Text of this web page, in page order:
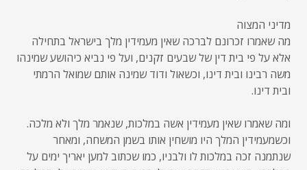
מדיני המצוה
מה שאמרו זכרונם לברכה שאין מעמידין מלך בישראל בתחילה
אלא על פי בית דין של שבעים זקנים, ועל פי נביא כיהושע שמינהו
משה רבינו ובית דינו, וכשאול ודוד שמינה אותם שמואל הרמתי
ובית דינו.
ומה שאמרו שאין מעמידין אשה במלכות, שנאמר מלך ולא מלכה.
וכשמעמידין המלך היו מושחין אותו בשמן המשחה, ומאחר
שנתמנה זכה במלכות לו ולבניו, כמו שכתוב למען יאריך ימים על